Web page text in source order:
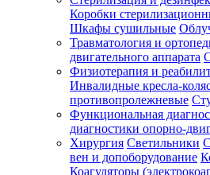
Зарегистрироваться
Зачем
регистрироваться?
Все
Коробки
Шкафы сушильные
Травматология и
двигательного аппарата
Физиотерапия и
Инвалидные кресла-
противопролежневые
Функциональная
диагностики опорно-
Хирургия Светильники
вен и допоборудование
Коагуляторы